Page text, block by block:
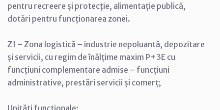
pentru recreere și protecție, alimentație publică,
dotări pentru funcționarea zonei.
Z1 – Zona logistică – industrie nepoluantă, depozitare
și servicii, cu regim de înălțime maxim P+3E cu
funcțiuni complementare admise – funcțiuni
administrative, prestări servicii și comerț;
Unități funcționale: